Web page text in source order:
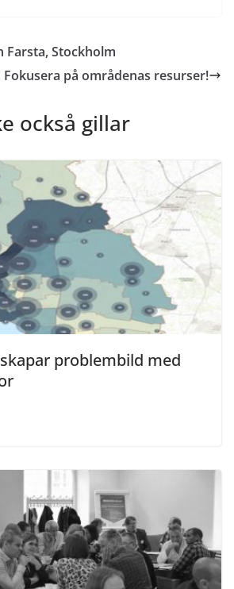
Farsta, Stockholm
Fokusera på områdenas resurser!
också gillar
problembild med